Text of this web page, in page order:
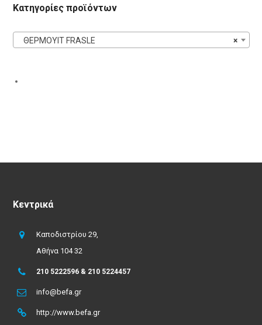
Κατηγορίες προϊόντων
×
ΘΕΡΜΟΥΙΤ FRASLE
Κεντρικά
Καποδιστρίου 29,
Αθήνα 104 32
210 5222596 & 210 5224457
info@befa.gr
http://www.befa.gr